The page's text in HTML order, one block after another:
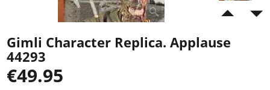
Gimli Character Replica. Applause
44293
€49.95